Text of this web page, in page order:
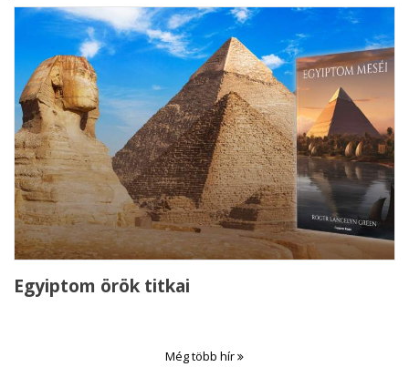
Egyiptom örök titkai
Még több hír